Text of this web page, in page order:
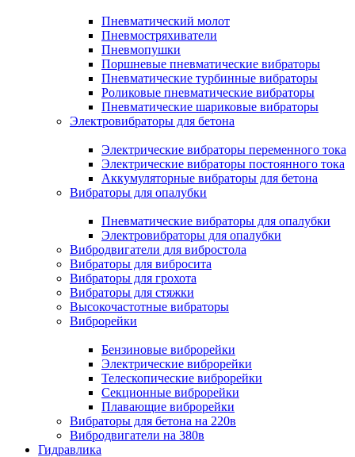
Пневматический молот
Пневмостряхиватели
Пневмопушки
Поршневые пневматические вибраторы
Пневматические турбинные вибраторы
Роликовые пневматические вибраторы
Пневматические шариковые вибраторы
Электровибраторы для бетона
Электрические вибраторы переменного тока
Электрические вибраторы постоянного тока
Аккумуляторные вибраторы для бетона
Вибраторы для опалубки
Пневматические вибраторы для опалубки
Электровибраторы для опалубки
Вибродвигатели для вибростола
Вибраторы для вибросита
Вибраторы для грохота
Вибраторы для стяжки
Высокочастотные вибраторы
Виброрейки
Бензиновые виброрейки
Электрические виброрейки
Телескопические виброрейки
Секционные виброрейки
Плавающие виброрейки
Вибраторы для бетона на 220в
Вибродвигатели на 380в
Гидравлика